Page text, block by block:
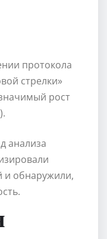
протокола
стрелки»
рост
анализа
и обнаружили,